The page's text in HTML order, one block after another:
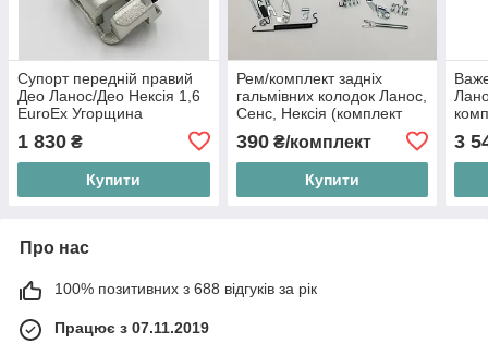
Супорт передній правий
Део Ланос/Део Нексія 1,6
EuroEx Угорщина
1 830 ₴
Купити
Рем/комплект задніх
гальмівних колодок Ланос,
Сенс, Нексія (комплект
лівий+правий) CRB Корея
390₴/комплект
Купити
3
Про нас
100% позитивних з 688 відгуків за рік
Працює з 07.11.2019